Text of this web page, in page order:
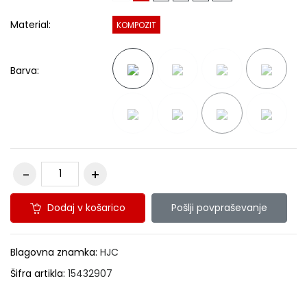
Material: KOMPOZIT
Barva:
Dodaj v košarico Pošlji povpraševanje
Blagovna znamka: HJC
Šifra artikla: 15432907